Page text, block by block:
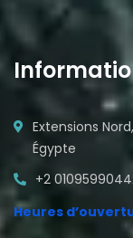
Extensions
Égypte
+2
Heures